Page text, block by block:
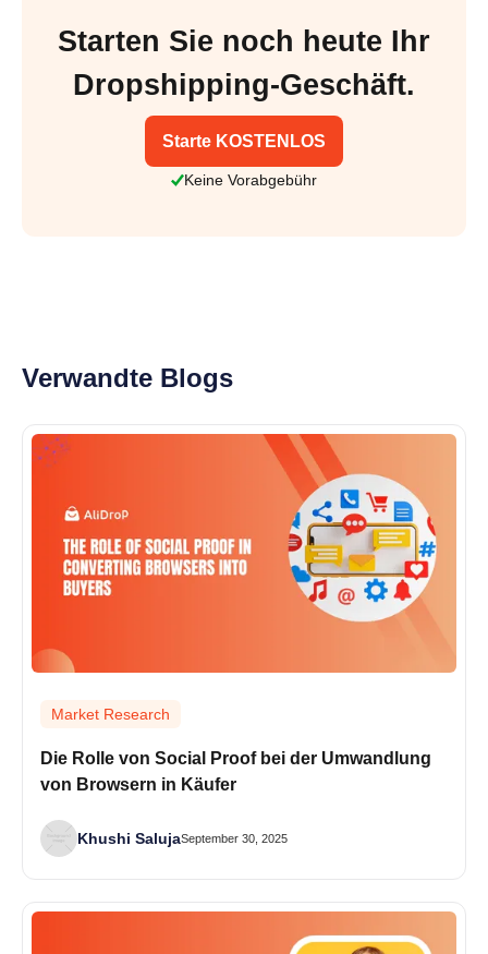
Starten Sie noch heute Ihr
Dropshipping-Geschäft.
Starte KOSTENLOS
Keine Vorabgebühr
Verwandte Blogs
Market Research
Die Rolle von Social Proof bei der Umwandlung
von Browsern in Käufer
Khushi SalujaSeptember 30, 2025